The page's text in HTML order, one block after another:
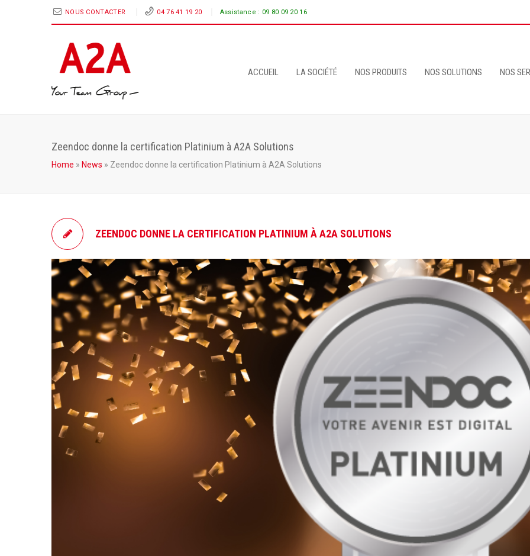
NOUS CONTACTER 04 76 41 19 20 Assistance : 09 80 09 20 16
ACCUEIL LA SOCIÉTÉ NOS PRODUITS NOS SOLUTIONS NOS
Zeendoc donne la certification Platinium à A2A Solutions
Home » News » Zeendoc donne la certification Platinium à A2A Solutions
ZEENDOC DONNE LA CERTIFICATION PLATINIUM À A2A SOLUTIONS